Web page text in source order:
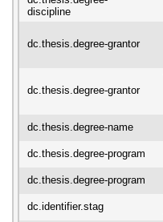
discipline
dc.thesis.degree-grantor
dc.thesis.degree-grantor
dc.thesis.degree-name
dc.thesis.degree-program
dc.thesis.degree-program
dc.identifier.stag